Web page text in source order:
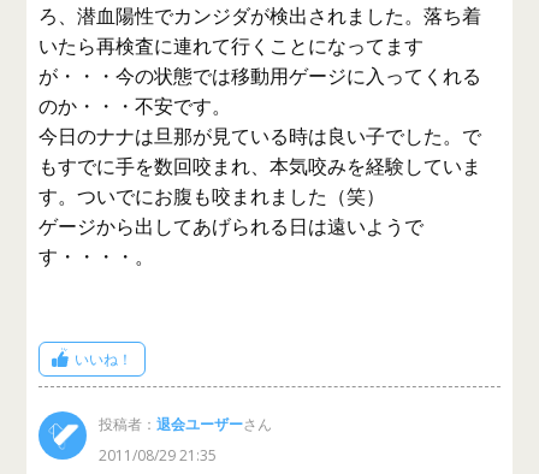
ろ、潜血陽性でカンジダが検出されました。落ち着
いたら再検査に連れて行くことになってます
が・・・今の状態では移動用ゲージに入ってくれる
のか・・・不安です。
今日のナナは旦那が見ている時は良い子でした。で
もすでに手を数回咬まれ、本気咬みを経験していま
す。ついでにお腹も咬まれました（笑）
ゲージから出してあげられる日は遠いようで
す・・・・。
いいね！
投稿者：退会ユーザーさん
2011/08/29 21:35